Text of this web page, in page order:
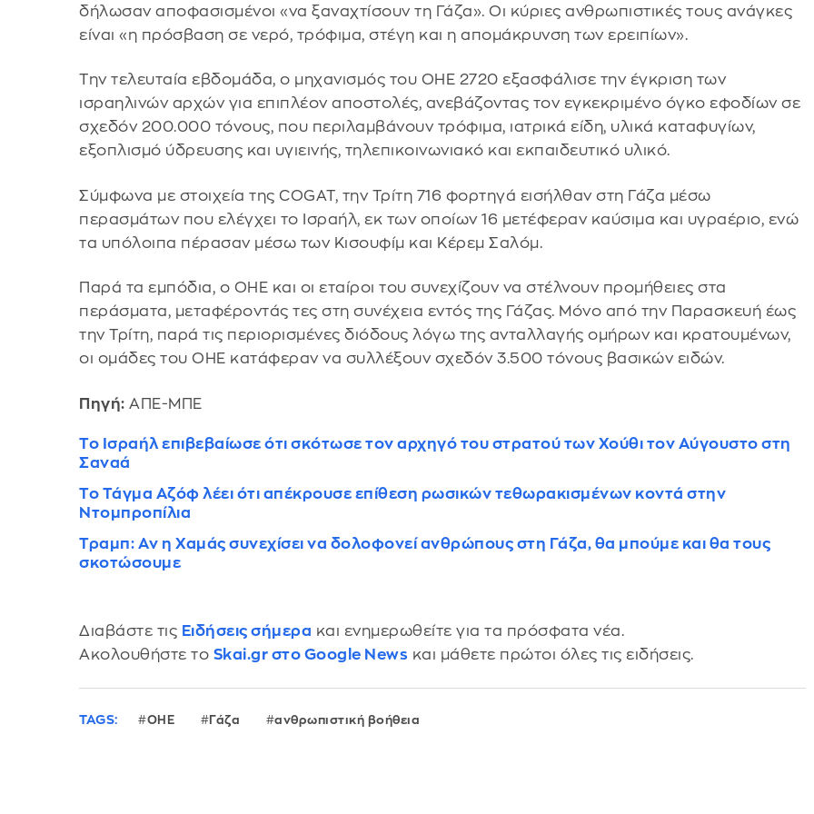
δήλωσαν αποφασισμένοι «να ξαναχτίσουν τη Γάζα». Οι κύριες ανθρωπιστικές τους ανάγκες
είναι «η πρόσβαση σε νερό, τρόφιμα, στέγη και η απομάκρυνση των ερειπίων».
Την τελευταία εβδομάδα, ο μηχανισμός του ΟΗΕ 2720 εξασφάλισε την έγκριση των
ισραηλινών αρχών για επιπλέον αποστολές, ανεβάζοντας τον εγκεκριμένο όγκο εφοδίων σε
σχεδόν 200.000 τόνους, που περιλαμβάνουν τρόφιμα, ιατρικά είδη, υλικά καταφυγίων,
εξοπλισμό ύδρευσης και υγιεινής, τηλεπικοινωνιακό και εκπαιδευτικό υλικό.
Σύμφωνα με στοιχεία της COGAT, την Τρίτη 716 φορτηγά εισήλθαν στη Γάζα μέσω
περασμάτων που ελέγχει το Ισραήλ, εκ των οποίων 16 μετέφεραν καύσιμα και υγραέριο, ενώ
τα υπόλοιπα πέρασαν μέσω των Κισουφίμ και Κέρεμ Σαλόμ.
Παρά τα εμπόδια, ο ΟΗΕ και οι εταίροι του συνεχίζουν να στέλνουν προμήθειες στα
περάσματα, μεταφέροντάς τες στη συνέχεια εντός της Γάζας. Μόνο από την Παρασκευή έως
την Τρίτη, παρά τις περιορισμένες διόδους λόγω της ανταλλαγής ομήρων και κρατουμένων,
οι ομάδες του ΟΗΕ κατάφεραν να συλλέξουν σχεδόν 3.500 τόνους βασικών ειδών.
Πηγή: ΑΠΕ-ΜΠΕ
Το Ισραήλ επιβεβαίωσε ότι σκότωσε τον αρχηγό του στρατού των Χούθι τον Αύγουστο στη
Σαναά
Το Τάγμα Αζόφ λέει ότι απέκρουσε επίθεση ρωσικών τεθωρακισμένων κοντά στην
Ντομπροπίλια
Τραμπ: Aν η Χαμάς συνεχίσει να δολοφονεί ανθρώπους στη Γάζα, θα μπούμε και θα τους
σκοτώσουμε
Διαβάστε τις Ειδήσεις σήμερα και ενημερωθείτε για τα πρόσφατα νέα.
Ακολουθήστε το Skai.gr στο Google News και μάθετε πρώτοι όλες τις ειδήσεις.
TAGS: ΟΗΕ Γάζα ανθρωπιστική βοήθεια